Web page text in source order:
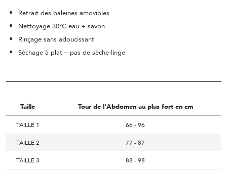
Retrait des baleines amovibles
Nettoyage 30°C eau + savon
Rinçage sans adoucissant
Séchage à plat – pas de sèche-linge
Taille Tour de l'Abdomen au plus fort en cm
TAILLE 1
66 - 96
TAILLE 2
77 - 87
TAILLE 3
88 - 98